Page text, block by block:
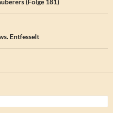
(Folge 181)
Entfesselt